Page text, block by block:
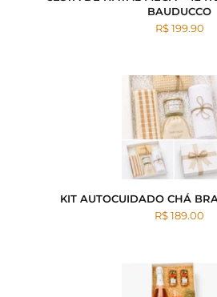
BAUDUCCO
R$ 199.90
KIT AUTOCUIDADO CHÁ
R$ 189.00